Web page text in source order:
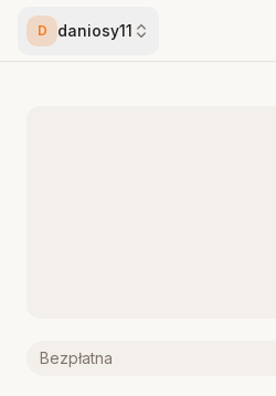
D daniosy11
Bezpłatna